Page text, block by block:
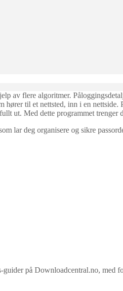
av flere algoritmer.
hører til et nettsted, inn i en
ut. Med dette programmet trenger
lar deg organisere og sikre
på Downloadcentral.no, med